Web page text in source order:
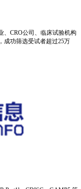
、CRO公司、临床试验机构
成功筛选受试者超过25万